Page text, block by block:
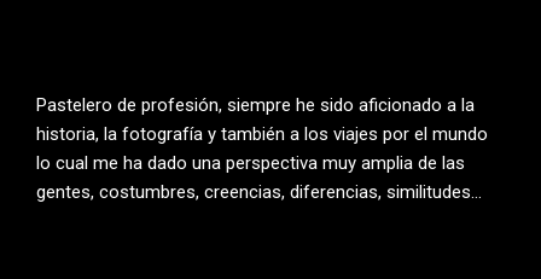
Pastelero de profesión, siempre he sido aficionado a la
historia, la fotografía y también a los viajes por el mundo
lo cual me ha dado una perspectiva muy amplia de las
gentes, costumbres, creencias, diferencias, similitudes…